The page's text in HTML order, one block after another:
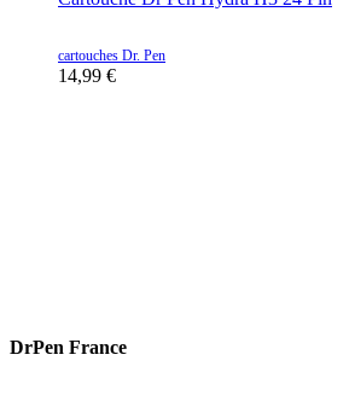
cartouches Dr. Pen
14,99 €
DrPen France